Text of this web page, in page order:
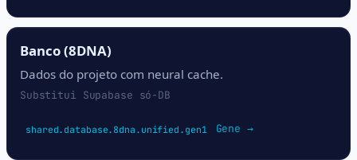
Banco (8DNA)
Dados do projeto com neural cache.
Substitui Supabase só-DB
shared.database.8dna.unified.gen1 Gene →